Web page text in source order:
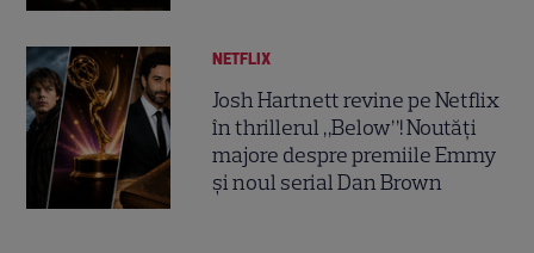
NETFLIX
Josh Hartnett revine pe Netflix
în thrillerul „Below”! Noutăți
majore despre premiile Emmy
și noul serial Dan Brown